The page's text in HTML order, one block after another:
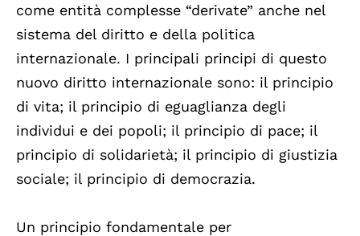
come entità complesse “derivate” anche nel
sistema del diritto e della politica
internazionale. I principali principi di questo
nuovo diritto internazionale sono: il principio
di vita; il principio di eguaglianza degli
individui e dei popoli; il principio di pace; il
principio di solidarietà; il principio di giustizia
sociale; il principio di democrazia.
Un principio fondamentale per